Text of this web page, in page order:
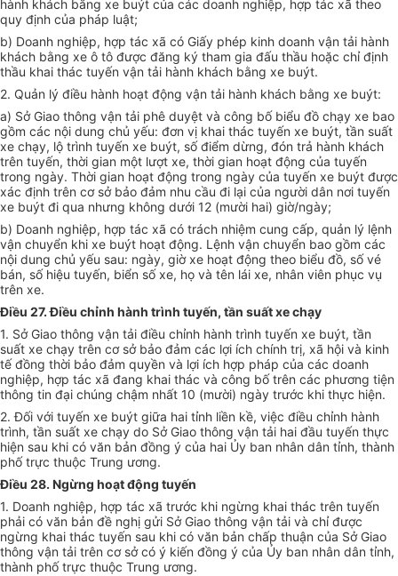
hành khách bằng xe buýt của các doanh nghiệp, hợp tác xã theo
quy định của pháp luật;
b) Doanh nghiệp, hợp tác xã có Giấy phép kinh doanh vận tải hành
khách bằng xe ô tô được đăng ký tham gia đấu thầu hoặc chỉ định
thầu khai thác tuyến vận tải hành khách bằng xe buýt.
2. Quản lý điều hành hoạt động vận tải hành khách bằng xe buýt:
a) Sở Giao thông vận tải phê duyệt và công bố biểu đồ chạy xe bao
gồm các nội dung chủ yếu: đơn vị khai thác tuyến xe buýt, tần suất
xe chạy, lộ trình tuyến xe buýt, số điểm dừng, đón trả hành khách
trên tuyến, thời gian một lượt xe, thời gian hoạt động của tuyến
trong ngày. Thời gian hoạt động trong ngày của tuyến xe buýt được
xác định trên cơ sở bảo đảm nhu cầu đi lại của người dân nơi tuyến
xe buýt đi qua nhưng không dưới 12 (mười hai) giờ/ngày;
b) Doanh nghiệp, hợp tác xã có trách nhiệm cung cấp, quản lý lệnh
vận chuyển khi xe buýt hoạt động. Lệnh vận chuyển bao gồm các
nội dung chủ yếu sau: ngày, giờ xe hoạt động theo biểu đồ, số vé
bán, số hiệu tuyến, biển số xe, họ và tên lái xe, nhân viên phục vụ
trên xe.
Điều 27. Điều chỉnh hành trình tuyến, tần suất xe chạy
1. Sở Giao thông vận tải điều chỉnh hành trình tuyến xe buýt, tần
suất xe chạy trên cơ sở bảo đảm các lợi ích chính trị, xã hội và kinh
tế đồng thời bảo đảm quyền và lợi ích hợp pháp của các doanh
nghiệp, hợp tác xã đang khai thác và công bố trên các phương tiện
thông tin đại chúng chậm nhất 10 (mười) ngày trước khi thực hiện.
2. Đối với tuyến xe buýt giữa hai tỉnh liền kề, việc điều chỉnh hành
trình, tần suất xe chạy do Sở Giao thông vận tải hai đầu tuyến thực
hiện sau khi có văn bản đồng ý của hai Ủy ban nhân dân tỉnh, thành
phố trực thuộc Trung ương.
Điều 28. Ngừng hoạt động tuyến
1. Doanh nghiệp, hợp tác xã trước khi ngừng khai thác trên tuyến
phải có văn bản đề nghị gửi Sở Giao thông vận tải và chỉ được
ngừng khai thác tuyến sau khi có văn bản chấp thuận của Sở Giao
thông vận tải trên cơ sở có ý kiến đồng ý của Ủy ban nhân dân tỉnh,
thành phố trực thuộc Trung ương.